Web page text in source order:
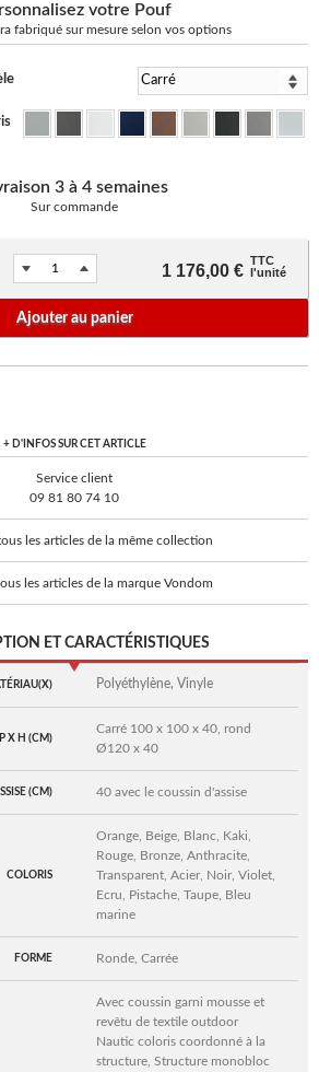
votre Pouf
fabriqué sur mesure selon vos options
3 à 4 semaines
Sur commande
1 176,00 €
TTC
l'unité
Ajouter au panier
+ D'INFOS SUR CET ARTICLE
Service client
09 81 80 74 10
les articles de la même collection
les articles de la marque Vondom
ET CARACTÉRISTIQUES
Polyéthylène, Vinyle
X H (CM)
Carré 100 x 100 x 40, rond
Ø120 x 40
(CM) 40 avec le coussin d'assise
COLORIS
Orange, Beige, Blanc, Kaki,
Rouge, Bronze, Anthracite,
Transparent, Acier, Noir, Violet,
Ecru, Pistache, Taupe, Bleu
marine
FORME Ronde, Carrée
Avec coussin garni mousse et
revêtu de textile outdoor
Nautic coloris coordonné à la
structure, Structure monobloc